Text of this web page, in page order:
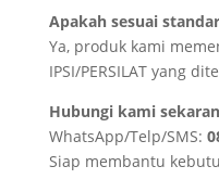
Apakah sesuai
Ya, produk kami
IPSI/PERSILAT yang
Hubungi kami
WhatsApp/Telp/SMS:
Siap membantu